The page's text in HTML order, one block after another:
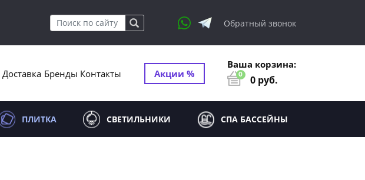
Обратный звонок
Доставка Бренды Контакты Акции %
Ваша корзина:
0 0 руб.
ПЛИТКА СВЕТИЛЬНИКИ СПА БАССЕЙНЫ